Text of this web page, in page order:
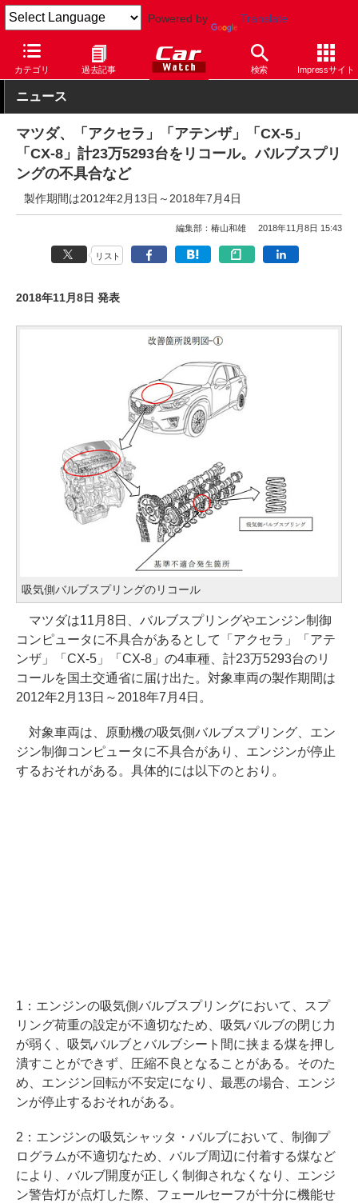
Powered by Translate
カテゴリ 過去記事 検索 Impressサイト
Car Watch 自動車 マツダ アクセラ
ニュース
マツダ、「アクセラ」「アテンザ」「CX-5」
「CX-8」計23万5293台をリコール。バルブスプリ
ングの不具合など
製作期間は2012年2月13日～2018年7月4日
編集部：椿山和雄 2018年11月8日 15:43
リスト
2018年11月8日 発表
吸気側バルブスプリングのリコール
マツダは11月8日、バルブスプリングやエンジン制御
コンピュータに不具合があるとして「アクセラ」「アテ
ンザ」「CX-5」「CX-8」の4車種、計23万5293台のリ
コールを国土交通省に届け出た。対象車両の製作期間は
2012年2月13日～2018年7月4日。
対象車両は、原動機の吸気側バルブスプリング、エン
ジン制御コンピュータに不具合があり、エンジンが停止
するおそれがある。具体的には以下のとおり。
1：エンジンの吸気側バルブスプリングにおいて、スプ
リング荷重の設定が不適切なため、吸気バルブの閉じ力
が弱く、吸気バルブとバルブシート間に挟まる煤を押し
潰すことができず、圧縮不良となることがある。そのた
め、エンジン回転が不安定になり、最悪の場合、エンジ
ンが停止するおそれがある。
2：エンジンの吸気シャッタ・バルブにおいて、制御プ
ログラムが不適切なため、バルブ周辺に付着する煤など
により、バルブ開度が正しく制御されなくなり、エンジ
ン警告灯が点灯した際、フェールセーフが十分に機能せ